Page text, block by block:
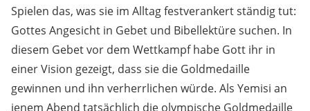
Spielen das, was sie im Alltag festverankert ständig tut:
Gottes Angesicht in Gebet und Bibellektüre suchen. In
diesem Gebet vor dem Wettkampf habe Gott ihr in
einer Vision gezeigt, dass sie die Goldmedaille
gewinnen und ihn verherrlichen würde. Als Yemisi an
jenem Abend tatsächlich die olympische Goldmedaille